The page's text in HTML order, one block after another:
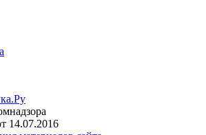
14.07.2016